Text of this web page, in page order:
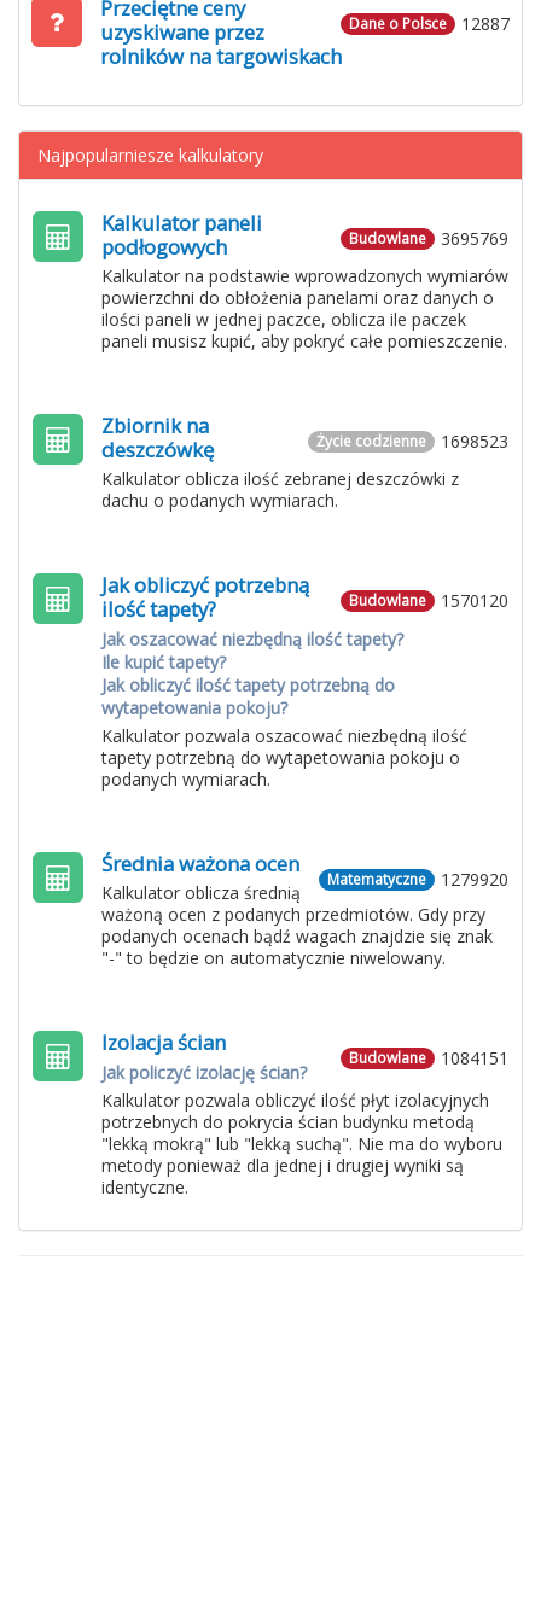
12887
Dane o Polsce
Przeciętne ceny
uzyskiwane przez
rolników na targowiskach
Najpopularniesze kalkulatory
3695769
Budowlane
Kalkulator paneli
podłogowych
Kalkulator na podstawie wprowadzonych wymiarów
powierzchni do obłożenia panelami oraz danych o
ilości paneli w jednej paczce, oblicza ile paczek
paneli musisz kupić, aby pokryć całe pomieszczenie.
1698523
Życie codzienne
Zbiornik na
deszczówkę
Kalkulator oblicza ilość zebranej deszczówki z
dachu o podanych wymiarach.
1570120
Budowlane
Jak obliczyć potrzebną
ilość tapety?
Jak oszacować niezbędną ilość tapety?
Ile kupić tapety?
Jak obliczyć ilość tapety potrzebną do
wytapetowania pokoju?
Kalkulator pozwala oszacować niezbędną ilość
tapety potrzebną do wytapetowania pokoju o
podanych wymiarach.
1279920
Matematyczne
Średnia ważona ocen
Kalkulator oblicza średnią
ważoną ocen z podanych przedmiotów. Gdy przy
podanych ocenach bądź wagach znajdzie się znak
"-" to będzie on automatycznie niwelowany.
1084151
Budowlane
Izolacja ścian
Jak policzyć izolację ścian?
Kalkulator pozwala obliczyć ilość płyt izolacyjnych
potrzebnych do pokrycia ścian budynku metodą
"lekką mokrą" lub "lekką suchą". Nie ma do wyboru
metody ponieważ dla jednej i drugiej wyniki są
identyczne.